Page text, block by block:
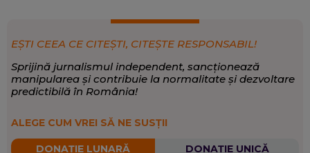
EȘTI CEEA CE CITEȘTI, CITEȘTE RESPONSABIL!
Sprijină jurnalismul independent, sancționează
manipularea și contribuie la normalitate și dezvoltare
predictibilă în România!
ALEGE CUM VREI SĂ NE SUSȚII
DONAȚIE LUNARĂ DONAȚIE UNICĂ